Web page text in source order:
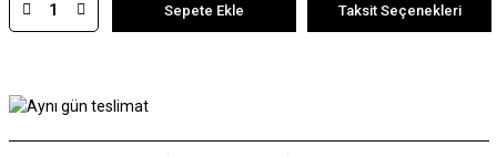
Sepete Ekle Taksit Seçenekleri